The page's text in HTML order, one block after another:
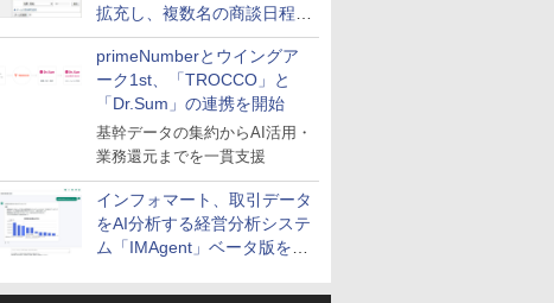
拡充し、複数名の商談日程調
整を効率化
primeNumberとウイングア
ーク1st、「TROCCO」と
「Dr.Sum」の連携を開始
基幹データの集約からAI活用・
業務還元までを一貫支援
インフォマート、取引データ
をAI分析する経営分析システ
ム「IMAgent」ベータ版を提